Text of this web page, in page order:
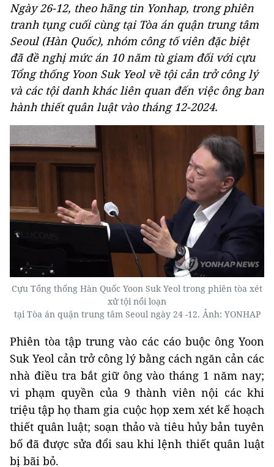
Ngày 26-12, theo hãng tin Yonhap, trong phiên
tranh tụng cuối cùng tại Tòa án quận trung tâm
Seoul (Hàn Quốc), nhóm công tố viên đặc biệt
đã đề nghị mức án 10 năm tù giam đối với cựu
Tổng thống Yoon Suk Yeol về tội cản trở công lý
và các tội danh khác liên quan đến việc ông ban
hành thiết quân luật vào tháng 12-2024.
Cựu Tổng thống Hàn Quốc Yoon Suk Yeol trong phiên tòa xét
xử tội nổi loạn
tại Tòa án quận trung tâm Seoul ngày 24 -12. Ảnh: YONHAP
Phiên tòa tập trung vào các cáo buộc ông Yoon
Suk Yeol cản trở công lý bằng cách ngăn cản các
nhà điều tra bắt giữ ông vào tháng 1 năm nay;
vi phạm quyền của 9 thành viên nội các khi
triệu tập họ tham gia cuộc họp xem xét kế hoạch
thiết quân luật; soạn thảo và tiêu hủy bản tuyên
bố đã được sửa đổi sau khi lệnh thiết quân luật
bị bãi bỏ.